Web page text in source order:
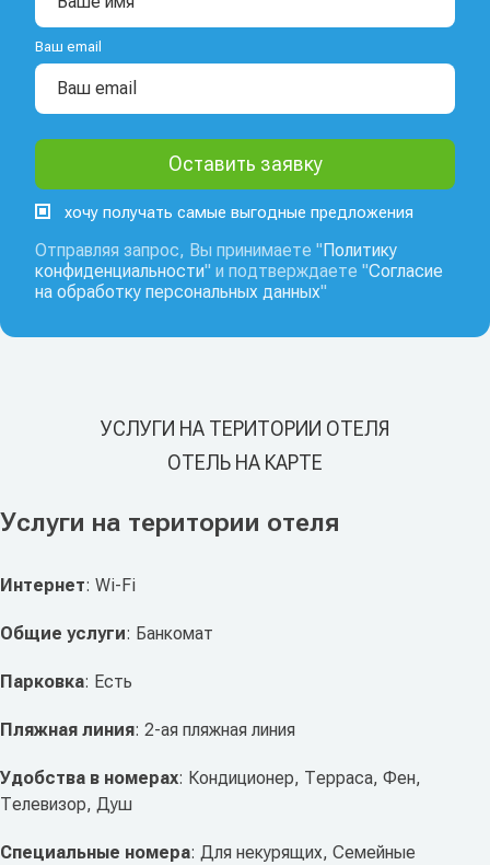
Ваш email
хочу получать самые выгодные предложения
Отправляя запрос, Вы принимаете " Политику
конфиденциальности" и подтверждаете "Согласие
на обработку персональных данных"
УСЛУГИ НА ТЕРИТОРИИ ОТЕЛЯ
ОТЕЛЬ НА КАРТЕ
Услуги на територии отеля
Интернет: Wi-Fi
Общие услуги: Банкомат
Парковка: Есть
Пляжная линия: 2-ая пляжная линия
Удобства в номерах: Кондиционер, Терраса, Фен,
Телевизор, Душ
Специальные номера: Для некурящих, Семейные